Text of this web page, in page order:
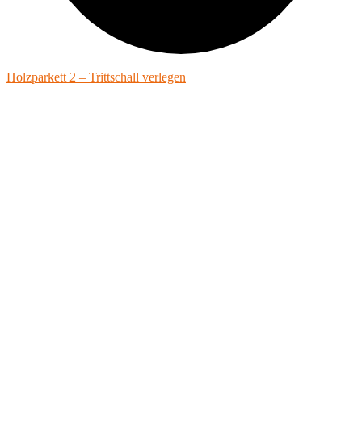
Holzparkett 2 – Trittschall verlegen